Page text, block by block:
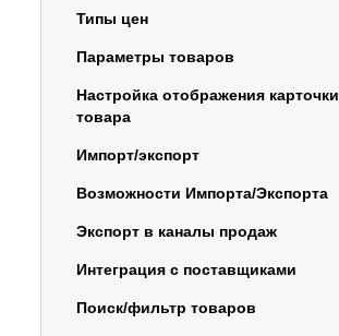
Типы цен
Параметры товаров
Настройка отображения карточки
товара
Импорт/экспорт
Возможности Импорта/Экспорта
Экспорт в каналы продаж
Интеграция с поставщиками
Поиск/фильтр товаров